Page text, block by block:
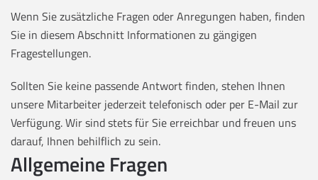
Wenn Sie zusätzliche Fragen oder Anregungen haben, finden
Sie in diesem Abschnitt Informationen zu gängigen
Fragestellungen.
Sollten Sie keine passende Antwort finden, stehen Ihnen
unsere Mitarbeiter jederzeit telefonisch oder per E-Mail zur
Verfügung. Wir sind stets für Sie erreichbar und freuen uns
darauf, Ihnen behilflich zu sein.
Allgemeine Fragen